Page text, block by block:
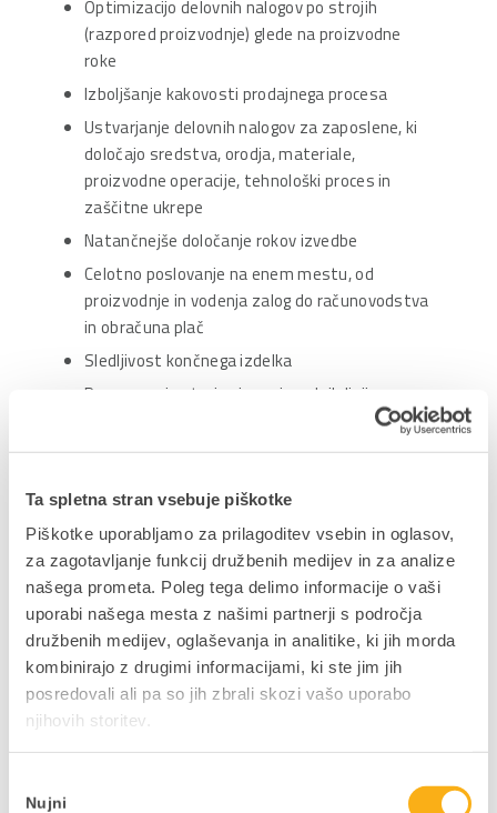
Ta spletna stran vsebuje piškotke
Piškotke uporabljamo za prilagoditev vsebin in oglasov,
za zagotavljanje funkcij družbenih medijev in za analize
našega prometa. Poleg tega delimo informacije o vaši
uporabi našega mesta z našimi partnerji s področja
družbenih medijev, oglaševanja in analitike, ki jih morda
kombinirajo z drugimi informacijami, ki ste jim jih
posredovali ali pa so jih zbrali skozi vašo uporabo
njihovih storitev.
soglasja
Nujni
Optimizacijo delovnih nalogov po strojih
(razpored proizvodnje) glede na proizvodne
roke
Izboljšanje kakovosti prodajnega procesa
Ustvarjanje delovnih nalogov za zaposlene, ki
določajo sredstva, orodja, materiale,
proizvodne operacije, tehnološki proces in
zaščitne ukrepe
Natančnejše določanje rokov izvedbe
Celotno poslovanje na enem mestu, od
proizvodnje in vodenja zalog do računovodstva
in obračuna plač
Sledljivost končnega izdelka
Povezovanje strojev in proizvodnih linij s
Nadzorni proces v tovarnah živilske in konzervne
industrije omogoča zgodnje odkrivanje ozkih grl,
pomanjkanja surovin ali opredelitev potrebe po
ponovni prekinitvi delovnih nalogov glede na pogoje
proizvodnje. Nadzor omogoča tudi analizo oziroma
primerjavo med načrtovanimi in dejanskimi
proizvodnimi stroški ter s tem izračun dejanskih
proizvodnih stroškov. Proces nadzora omogoča
tudi spremljanje zaposlenih in njihovo
uresničevanje normativov, ki je podlaga za